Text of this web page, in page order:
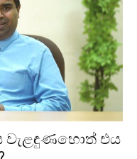
වැළඳුණහොත් එය